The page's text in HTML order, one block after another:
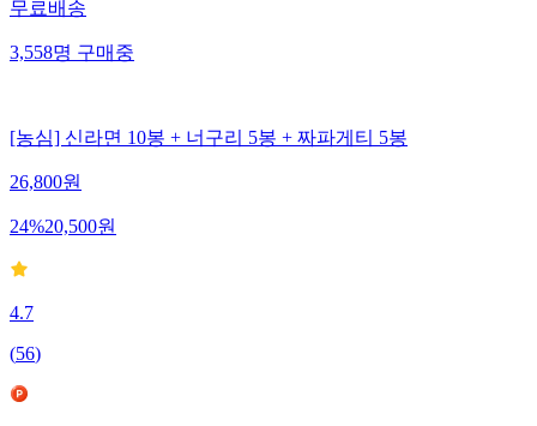
무료배송
3,558명구매중
[농심] 신라면 10봉 + 너구리 5봉 + 짜파게티 5봉
26,800원
24%20,500원
4.7
(56)